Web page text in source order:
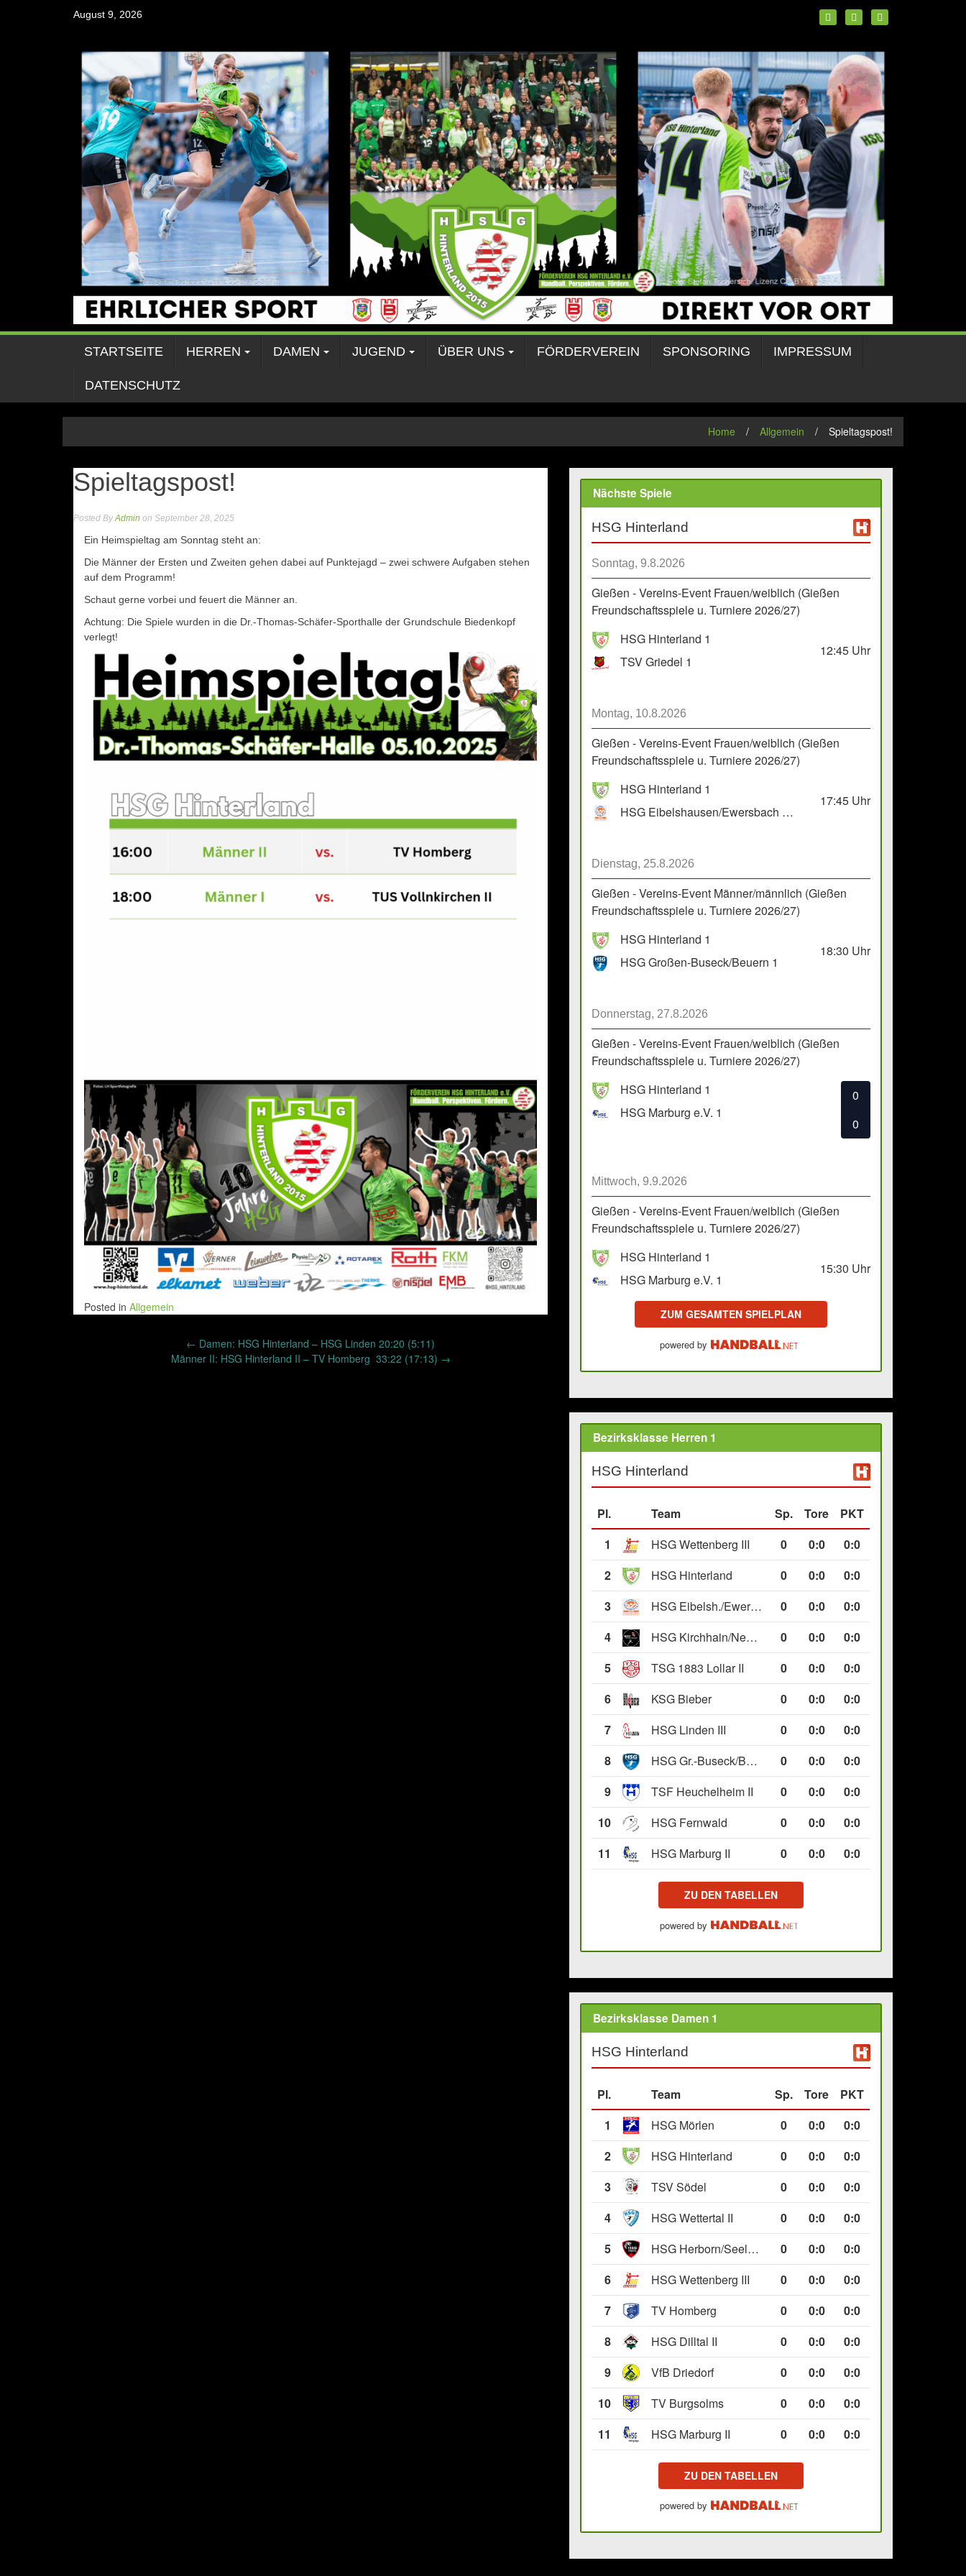
August 9, 2026
STARTSEITE HERREN DAMEN JUGEND ÜBER UNS FÖRDERVEREIN SPONSORING IMPRESSUM
DATENSCHUTZ
Home / Allgemein / Spieltagspost!
Spieltagspost!
Posted ByAdmin on September 28, 2025
Ein Heimspieltag am Sonntag steht an:
Die Männer der Ersten und Zweiten gehen dabei auf Punktejagd – zwei schwere Aufgaben stehen
auf dem Programm!
Schaut gerne vorbei und feuert die Männer an.
Achtung: Die Spiele wurden in die Dr.-Thomas-Schäfer-Sporthalle der Grundschule Biedenkopf
verlegt!
Posted in Allgemein
← Damen: HSG Hinterland – HSG Linden 20:20 (5:11)
Männer II: HSG Hinterland II – TV Homberg 33:22 (17:13) →
Nächste Spiele
HSG Hinterland
Sonntag, 9.8.2026
Gießen - Vereins-Event Frauen/weiblich (Gießen
Freundschaftsspiele u. Turniere 2026/27)
HSG Hinterland 1
TSV Griedel 1
12:45Uhr
Montag, 10.8.2026
Gießen - Vereins-Event Frauen/weiblich (Gießen
Freundschaftsspiele u. Turniere 2026/27)
HSG Hinterland 1
HSG Eibelshausen/Ewersbach GbR 2
17:45Uhr
Dienstag, 25.8.2026
Gießen - Vereins-Event Männer/männlich (Gießen
Freundschaftsspiele u. Turniere 2026/27)
HSG Hinterland 1
HSG Großen-Buseck/Beuern 1
18:30 Uhr
Donnerstag, 27.8.2026
Gießen - Vereins-Event Frauen/weiblich (Gießen
Freundschaftsspiele u. Turniere 2026/27)
HSG Hinterland 1
HSG Marburg e.V. 1
0
0
Mittwoch, 9.9.2026
Gießen - Vereins-Event Frauen/weiblich (Gießen
Freundschaftsspiele u. Turniere 2026/27)
HSG Hinterland 1
HSG Marburg e.V. 1
15:30 Uhr
ZUM GESAMTEN SPIELPLAN
powered by
Bezirksklasse Herren 1
HSG Hinterland
Pl. Team Sp. Tore
PKT
1
HSG Wettenberg III 0 0:0
0:0
2
HSG Hinterland 0 0:0
0:0
3
HSG Eibelsh./Ewersb. II 0 0:0
0:0
4
HSG Kirchhain/Neustadt II 0 0:0
0:0
5
TSG 1883 Lollar II 0 0:0
0:0
6
KSG Bieber 0 0:0
0:0
7
HSG Linden III 0 0:0
0:0
8
HSG Gr.-Buseck/Beuern II 0 0:0
0:0
9
TSF Heuchelheim II 0 0:0
0:0
10
HSG Fernwald 0 0:0
0:0
11
HSG Marburg II 0 0:0 0:0
ZU DEN TABELLEN
powered by
Bezirksklasse Damen 1
HSG Hinterland
Pl. Team Sp. Tore
PKT
1
HSG Mörlen 0 0:0
0:0
2
HSG Hinterland 0 0:0
0:0
3
TSV Södel 0 0:0
0:0
4
HSG Wettertal II 0 0:0
0:0
5
HSG Herborn/Seelbach 0 0:0
0:0
6
HSG Wettenberg III 0 0:0
0:0
7
TV Homberg 0 0:0
0:0
8
HSG Dilltal II 0 0:0
0:0
9
VfB Driedorf 0 0:0
0:0
10
TV Burgsolms 0 0:0
0:0
11
HSG Marburg II 0 0:0 0:0
ZU DEN TABELLEN
powered by